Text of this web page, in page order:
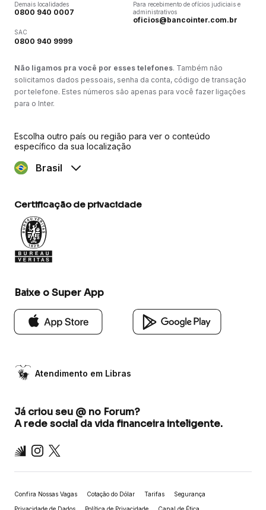
Demais localidades
0800 940 0007
SAC
0800 940 9999
Para recebimento de ofícios judiciais e
administrativos
oficios@bancointer.com.br
Não ligamos pra você por esses telefones. Também não
solicitamos dados pessoais, senha da conta, código de transação
por telefone. Estes números são apenas para você fazer ligações
para o Inter.
Escolha outro país ou região para ver o conteúdo
específico da sua localização
Brasil
Certificação de privacidade
Baixe o Super App
Atendimento em Libras
Já criou seu @ no Forum?
A rede social da vida financeira inteligente.
Inter Instagram
X
Confira Nossas Vagas Cotação do Dólar Tarifas Segurança